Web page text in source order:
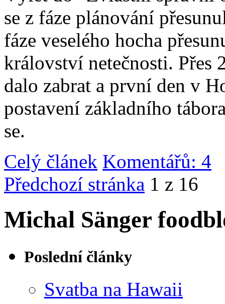
se z fáze plánování
fáze veselého hocha
království netečnosti. Přes
dalo zabrat a první den v
postavení základního
se.
Celý článek Komentářů: 4
Předchozí stránka 1 z 16
Michal Sänger
Poslední články
Svatba na Hawaii